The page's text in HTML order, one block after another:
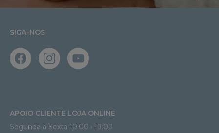
SIGA-NOS
APOIO CLIENTE LOJA ONLINE
Segunda a Sexta 10:00 › 19:00